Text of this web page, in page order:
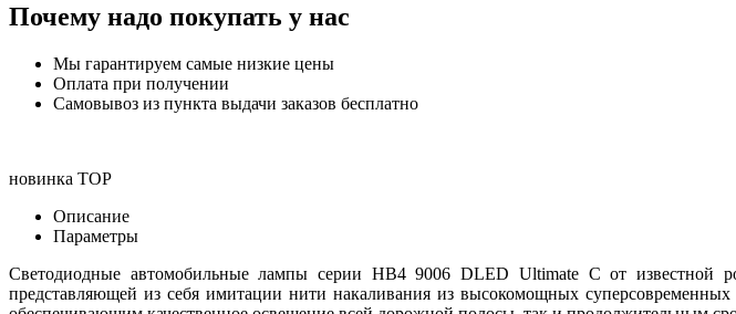
Почему надо покупать у нас
Мы гарантируем самые низкие цены
Оплата при получении
Самовывоз из пункта выдачи заказов бесплатно
новинка TOP
Описание
Параметры
Светодиодные автомобильные лампы серии HB4 9006 DLED Ultimate C от известной
представляющей из себя имитации нити накаливания из высокомощных